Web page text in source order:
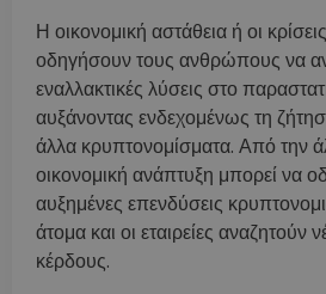
Η οικονομική αστάθεια ή οι
οδηγήσουν τους ανθρώπους να
εναλλακτικές λύσεις στο
αυξάνοντας ενδεχομένως τη
άλλα κρυπτονομίσματα. Από την
οικονομική ανάπτυξη μπορεί να
αυξημένες επενδύσεις
άτομα και οι εταιρείες αναζητούν
κέρδους.